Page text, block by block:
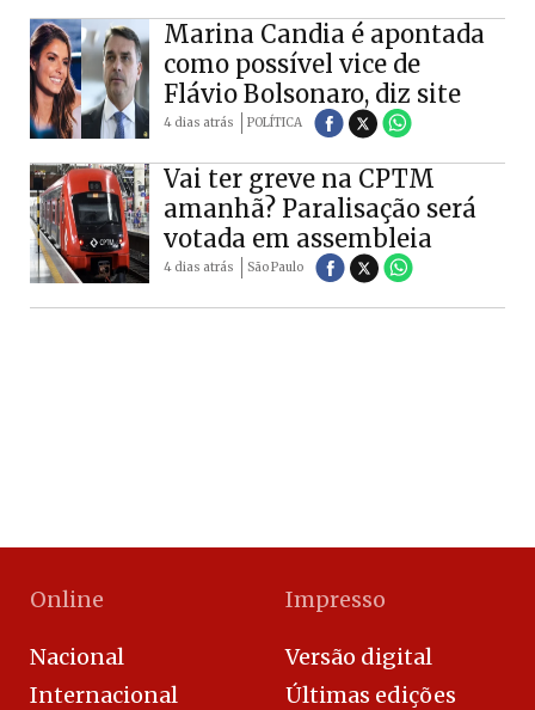
Marina Candia é apontada
como possível vice de
Flávio Bolsonaro, diz site
4 dias atrás POLÍTICA
Vai ter greve na CPTM
amanhã? Paralisação será
votada em assembleia
4 dias atrás São Paulo
Online
Nacional
Internacional
Impresso
Versão digital
Últimas edições